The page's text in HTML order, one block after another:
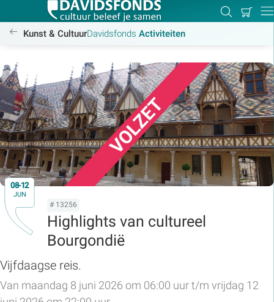
Zoeken
Mijn
/activiteiten
Kunst & CultuurDavidsfonds Activiteiten
08-12
JUN
# 13256
Highlights van cultureel
Bourgondië
Vijfdaagse reis.
Van maandag 8 juni 2026 om 06:00 uur t/m vrijdag 12
Zoek:
Zoeken